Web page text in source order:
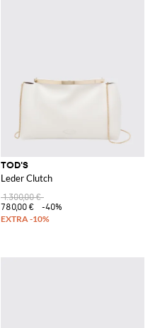
TOD'S
Leder Clutch
1.300,00 €
780,00 €
-40%